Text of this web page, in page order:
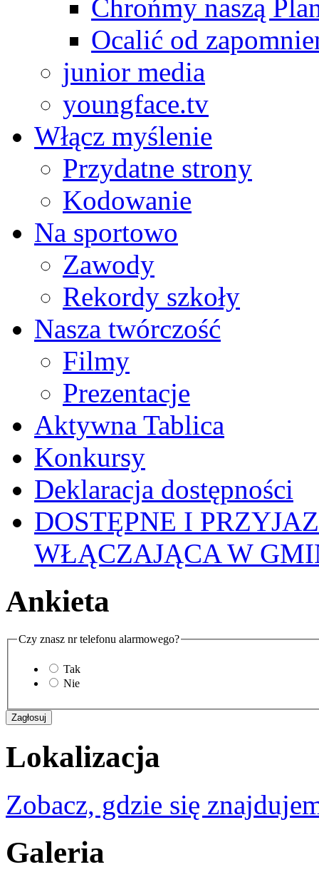
Chrońmy naszą
Ocalić od
junior media
youngface.tv
Włącz myślenie
Przydatne strony
Kodowanie
Na sportowo
Zawody
Rekordy szkoły
Nasza twórczość
Filmy
Prezentacje
Aktywna Tablica
Konkursy
Deklaracja dostępności
DOSTĘPNE I
WŁĄCZAJĄCA W
Ankieta
Czy znasz nr telefonu alarmowego?
Tak
Nie
Lokalizacja
Zobacz, gdzie się
Galeria